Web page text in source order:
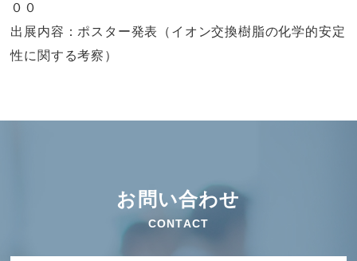
００
出展内容：ポスター発表（イオン交換樹脂の化学的安定
性に関する考察）
お問い合わせ
CONTACT